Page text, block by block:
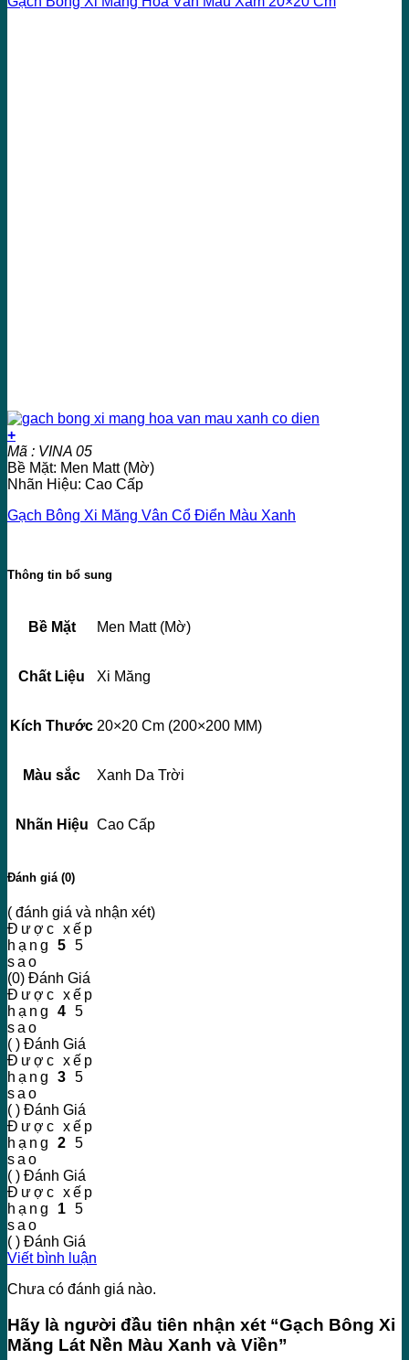
+
Mã : VINA 05
Bề Mặt: Men Matt (Mờ)
Nhãn Hiệu: Cao Cấp
Gạch Bông Xi Măng Vân Cổ Điển Màu Xanh
Thông tin bổ sung
Bề Mặt Men Matt (Mờ)
Chất Liệu Xi Măng
Kích Thước 20×20 Cm (200×200 MM)
Màu sắc Xanh Da Trời
Nhãn Hiệu Cao Cấp
Đánh giá (0)
( đánh giá và nhận xét)
Được xếp
hạng 5 5
sao
(0) Đánh Giá
Được xếp
hạng 4 5
sao
( ) Đánh Giá
Được xếp
hạng 3 5
sao
( ) Đánh Giá
Được xếp
hạng 2 5
sao
( ) Đánh Giá
Được xếp
hạng 1 5
sao
( ) Đánh Giá
Viết bình luận
Chưa có đánh giá nào.
Hãy là người đầu tiên nhận xét “Gạch Bông Xi
Măng Lát Nền Màu Xanh và Viền”